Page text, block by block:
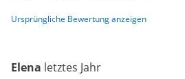
Ursprüngliche Bewertung anzeigen
Elena letztes Jahr